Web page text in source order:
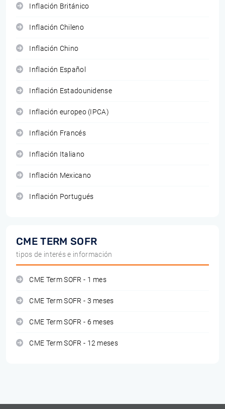
Inflación Británico
Inflación Chileno
Inflación Chino
Inflación Español
Inflación Estadounidense
Inflación europeo (IPCA)
Inflación Francés
Inflación Italiano
Inflación Mexicano
Inflación Portugués
CME TERM SOFR
tipos de interés e información
CME Term SOFR - 1 mes
CME Term SOFR - 3 meses
CME Term SOFR - 6 meses
CME Term SOFR - 12 meses